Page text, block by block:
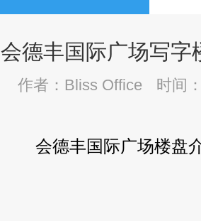
会德丰国际广场写字
作者：Bliss Office 时间